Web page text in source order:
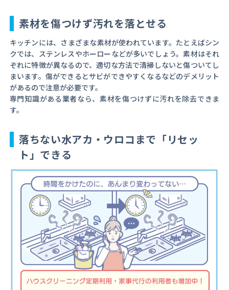
素材を傷つけず汚れを落とせる
キッチンには、さまざまな素材が使われています。たとえばシン
クでは、ステンレスやホーローなどが多いでしょう。素材はそれ
ぞれに特徴が異なるので、適切な方法で清掃しないと傷ついてし
まいます。傷ができるとサビができやすくなるなどのデメリット
があるので注意が必要です。
専門知識がある業者なら、素材を傷つけずに汚れを除去できま
す。
落ちない水アカ・ウロコまで「リセッ
ト」できる